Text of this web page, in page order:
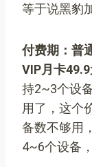
等于说黑豹
付费期：普
VIP月卡
持2~3个设
用了，这个
备数不够用
4~6个设备